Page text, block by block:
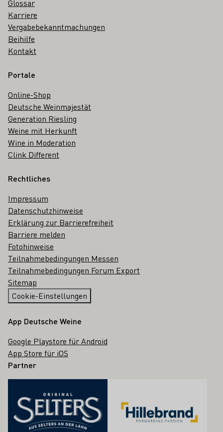
Glossar
Karriere
Vergabebekanntmachungen
Beihilfe
Kontakt
Portale
Online-Shop
Deutsche Weinmajestät
Generation Riesling
Weine mit Herkunft
Wine in Moderation
Clink Different
Rechtliches
Impressum
Datenschutzhinweise
Erklärung zur Barrierefreiheit
Barriere melden
Fotohinweise
Teilnahmebedingungen Messen
Teilnahmebedingungen Forum Export
Sitemap
Cookie-Einstellungen
App Deutsche Weine
Google Playstore für Android
App Store für iOS
Partner